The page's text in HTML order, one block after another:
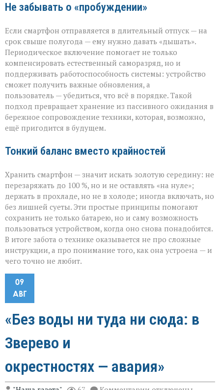
Не забывать о «пробуждении»
Если смартфон отправляется в длительный отпуск — на
срок свыше полугода — ему нужно давать «дышать».
Периодическое включение помогает не только
компенсировать естественный саморазряд, но и
поддерживать работоспособность системы: устройство
сможет получить важные обновления, а
пользователь — убедиться, что всё в порядке. Такой
подход превращает хранение из пассивного ожидания в
бережное сопровождение техники, которая, возможно,
ещё пригодится в будущем.
Тонкий баланс вместо крайностей
Хранить смартфон — значит искать золотую середину: не
перезаряжать до 100 %, но и не оставлять «на нуле»;
держать в прохладе, но не в холоде; иногда включать, но
без лишней суеты. Эти простые принципы помогают
сохранить не только батарею, но и саму возможность
пользоваться устройством, когда оно снова понадобится.
В итоге забота о технике оказывается не про сложные
инструкции, а про понимание того, как она устроена — и
чего точно не любит.
09
АВГ
«Без воды ни туда ни сюда: в
Зверево и
окрестностях — авария»